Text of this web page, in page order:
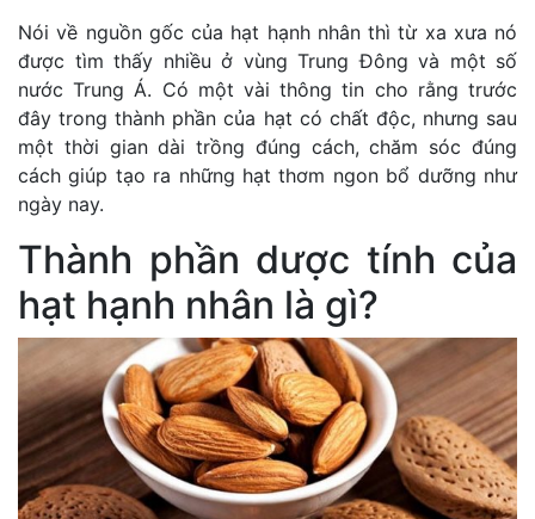
Nói về nguồn gốc của hạt hạnh nhân thì từ xa xưa nó
được tìm thấy nhiều ở vùng Trung Đông và một số
nước Trung Á. Có một vài thông tin cho rằng trước
đây trong thành phần của hạt có chất độc, nhưng sau
một thời gian dài trồng đúng cách, chăm sóc đúng
cách giúp tạo ra những hạt thơm ngon bổ dưỡng như
ngày nay.
Thành phần dược tính của
hạt hạnh nhân là gì?